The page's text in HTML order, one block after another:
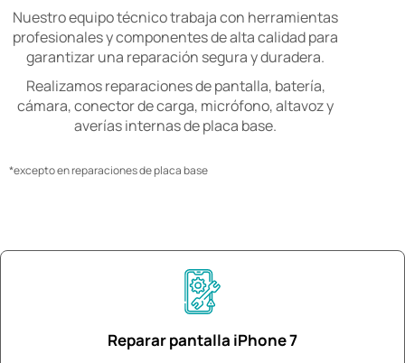
Nuestro equipo técnico trabaja con herramientas
profesionales y componentes de alta calidad para
garantizar una reparación segura y duradera.
Realizamos reparaciones de pantalla, batería,
cámara, conector de carga, micrófono, altavoz y
averías internas de placa base.
*excepto en reparaciones de placa base
Reparar pantalla iPhone 7